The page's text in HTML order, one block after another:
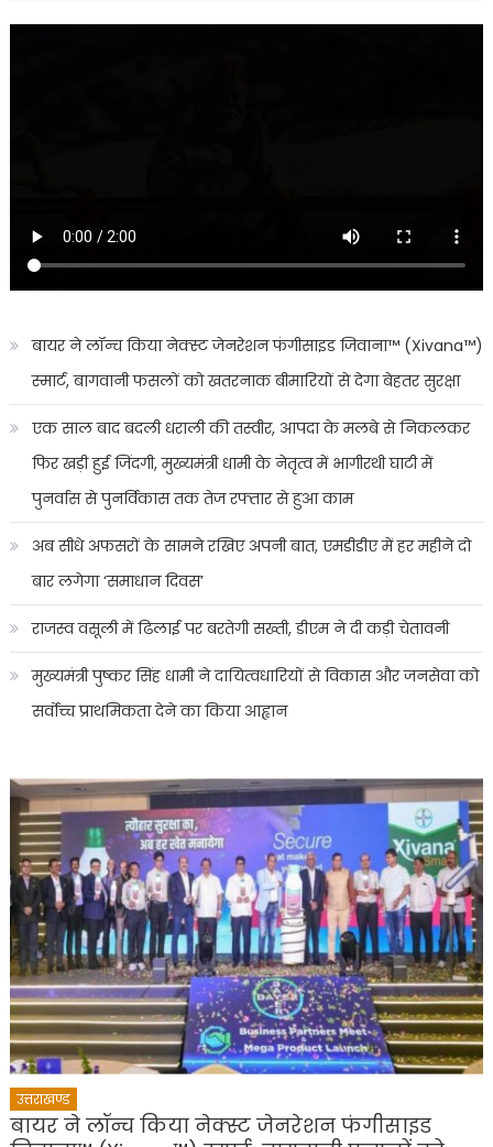
बायर ने लॉन्च किया नेक्स्ट जेनरेशन फंगीसाइड जिवाना™️ (Xivana™️)
स्मार्ट, बागवानी फसलों को खतरनाक बीमारियों से देगा बेहतर सुरक्षा
एक साल बाद बदली धराली की तस्वीर, आपदा के मलबे से निकलकर
फिर खड़ी हुई जिंदगी, मुख्यमंत्री धामी के नेतृत्व में भागीरथी घाटी में
पुनर्वास से पुनर्विकास तक तेज रफ्तार से हुआ काम
अब सीधे अफसरों के सामने रखिए अपनी बात, एमडीडीए में हर महीने दो
बार लगेगा ‘समाधान दिवस’
राजस्व वसूली में ढिलाई पर बरतेगी सख्ती, डीएम ने दी कड़ी चेतावनी
मुख्यमंत्री पुष्कर सिंह धामी ने दायित्वधारियों से विकास और जनसेवा को
सर्वोच्च प्राथमिकता देने का किया आह्वान
उत्तराखण्ड
बायर ने लॉन्च किया नेक्स्ट जेनरेशन फंगीसाइड